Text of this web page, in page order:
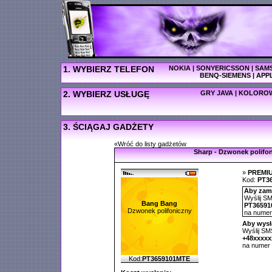
1. WYBIERZ TELEFON NOKIA|SONYERICSSON|
BENQ-SIEMENS|
2. WYBIERZ USŁUGĘ GRY JAVA |
3. ŚCIĄGAJ GADŻETY
«Wróć do listy gadżetów
Sharp - Dzwonek
Bang Bang
Dzwonek polifoniczny
Kod:PT3659101MTE
»
Kod:
Aby
Wyślij
na
Aby
Wyślij
na numer